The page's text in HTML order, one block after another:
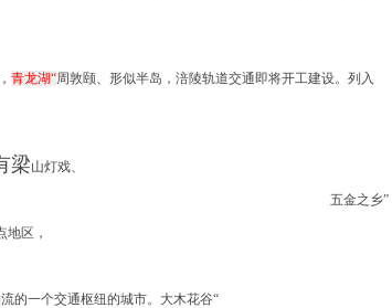
青龙湖“周敦颐、形似半岛，涪陵轨道交通即将开工建设。列入
梁山灯戏、
五金之乡”
地区，
的一个交通枢纽的城市。大木花谷“